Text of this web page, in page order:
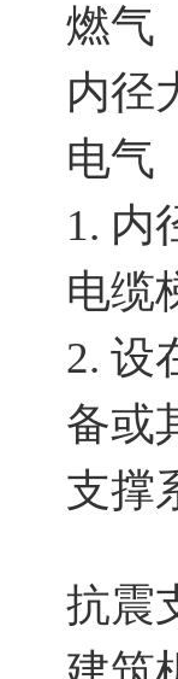
燃气
内径
电气
1. 内
电缆
2. 设
备或
支撑
抗震